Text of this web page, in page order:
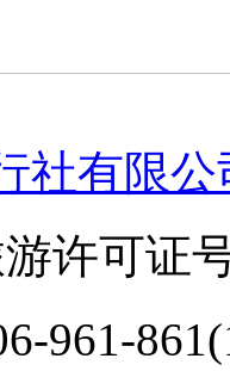
社有限
许可证
961-